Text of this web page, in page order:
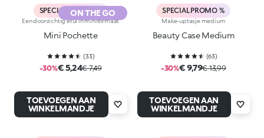
ON THE GO
SPECIAL PROMO %
Een doorzichtig etui in miniformaat
Mini Pochette
(33)
-30%€ 5,24€ 7,49
TOEVOEGEN AAN
WINKELMANDJE
SPECIAL PROMO %
Make-uptasje medium
Beauty Case Medium
(63)
-30%€ 9,79€ 13,99
TOEVOEGEN AAN
WINKELMANDJE